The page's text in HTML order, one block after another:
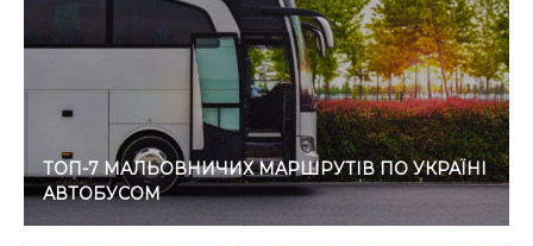
ТОП-7 МАЛЬОВНИЧИХ МАРШРУТІВ ПО УКРАЇНІ
АВТОБУСОМ